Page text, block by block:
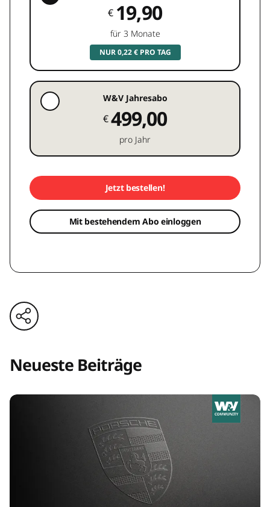
€ 19,90
für 3 Monate
NUR 0,22 € PRO TAG
W&V Jahresabo
€499,00
pro Jahr
Jetzt bestellen!
Mit bestehendem Abo einloggen
Neueste Beiträge